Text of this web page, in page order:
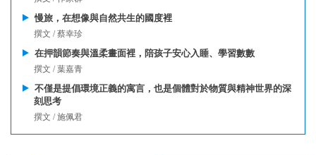
慢旅，在想像與自然共生的國度裡
撰文 / 蔡幸珍
在押韻節奏與溫柔畫面裡，陪孩子安心入睡、學習數數
撰文 / 葉嘉青
不僅是提倡環境正義的寓言，也是個體對於物質與精神世界的深
刻思考
撰文 / 施佩君